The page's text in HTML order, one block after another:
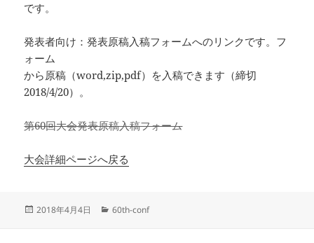
です。
発表者向け：発表原稿入稿フォームへのリンクです。フ
ォーム
から原稿（word,zip,pdf）を入稿できます（締切
2018/4/20）。
第60回大会発表原稿入稿フォーム
大会詳細ページへ戻る
投
2018年4月4日
カ
60th-conf